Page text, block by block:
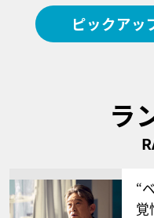
ピックアッ
ラ
“
覚